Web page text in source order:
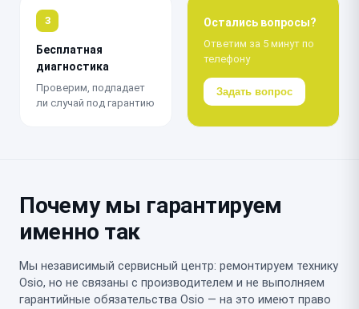
3
Бесплатная
диагностика
Проверим, подпадает
ли случай под гарантию
Остались вопросы?
Ответим за 5 минут по
телефону
Задать вопрос
Почему мы гарантируем
именно так
Мы независимый сервисный центр: ремонтируем технику
Osio, но не связаны с производителем и не выполняем
гарантийные обязательства Osio — на это имеют право